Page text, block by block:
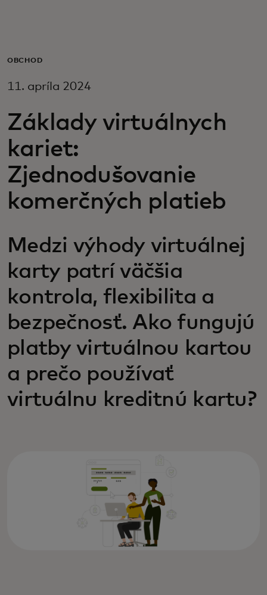
Pre firmy
Pre inovátorov
Novinky a trendy
OBCHOD
11. apríla 2024
Základy virtuálnych
kariet:
Zjednodušovanie
komerčných platieb
Medzi výhody virtuálnej
karty patrí väčšia
kontrola, flexibilita a
bezpečnosť. Ako fungujú
platby virtuálnou kartou
a prečo používať
virtuálnu kreditnú kartu?